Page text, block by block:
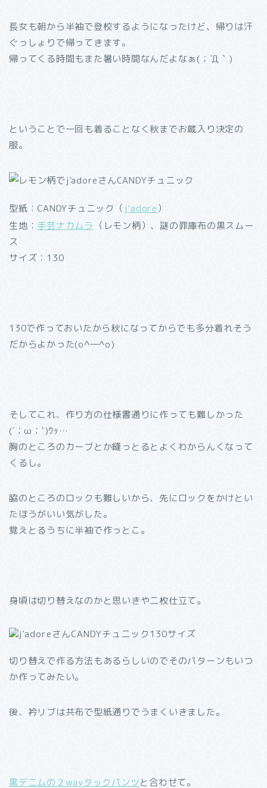
長女も朝から半袖で登校するようになったけど、帰りは汗
ぐっしょりで帰ってきます。
帰ってくる時間もまた暑い時間なんだよなぁ(；´Д｀)
ということで一回も着ることなく秋までお蔵入り決定の
服。
型紙：CANDYチュニック（ j’adore）
生地： 手芸ナカムラ
（レモン柄）、謎の罪庫布の黒スムー
ス
サイズ：130
130で作っておいたから秋になってからでも多分着れそう
だからよかった(o^―^o)
そしてこれ、作り方の仕様書通りに作っても難しかった
(´；ω；`)ｳｯ…
胸のところのカーブとか縫っとるとよくわからんくなって
くるし。
脇のところのロックも難しいから、先にロックをかけとい
たほうがいい気がした。
覚えとるうちに半袖で作っとこ。
身頃は切り替えなのかと思いきや二枚仕立て。
切り替えで作る方法もあるらしいのでそのパターンもいつ
か作ってみたい。
後、衿リブは共布で型紙通りでうまくいきました。
黒デニムの２wayタックパンツと合わせて。